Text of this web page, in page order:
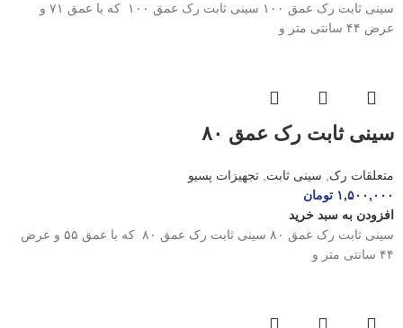
سینی ثابت رک عمق ۱۰۰ سینی ثابت رک عمق ۱۰۰ که با عمق ۷۱ و
عرض ۴۴ سانتی متر و
سینی ثابت رک عمق ۸۰
متعلقات رک, سینی ثابت, تجهیزات پسیو
۱,۵۰۰,۰۰۰ تومان
افزودن به سبد خرید
سینی ثابت رک عمق ۸۰ سینی ثابت رک عمق ۸۰ که با عمق ۵۵ و عرض
۴۴ سانتی متر و